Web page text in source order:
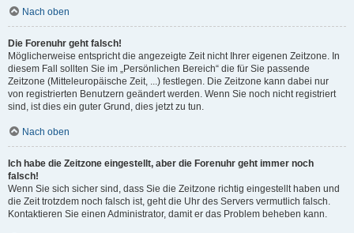
Nach oben
Die Forenuhr geht falsch!
Möglicherweise entspricht die angezeigte Zeit nicht Ihrer eigenen Zeitzone. In
diesem Fall sollten Sie im „Persönlichen Bereich“ die für Sie passende
Zeitzone (Mitteleuropäische Zeit, ...) festlegen. Die Zeitzone kann dabei nur
von registrierten Benutzern geändert werden. Wenn Sie noch nicht registriert
sind, ist dies ein guter Grund, dies jetzt zu tun.
Nach oben
Ich habe die Zeitzone eingestellt, aber die Forenuhr geht immer noch
falsch!
Wenn Sie sich sicher sind, dass Sie die Zeitzone richtig eingestellt haben und
die Zeit trotzdem noch falsch ist, geht die Uhr des Servers vermutlich falsch.
Kontaktieren Sie einen Administrator, damit er das Problem beheben kann.